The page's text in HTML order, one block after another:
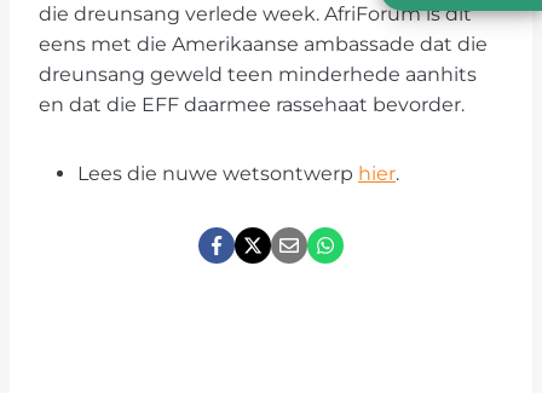
die dreunsang verlede week. AfriForum is dit
eens met die Amerikaanse ambassade dat die
dreunsang geweld teen minderhede aanhits
en dat die EFF daarmee rassehaat bevorder.
Lees die nuwe wetsontwerp hier.